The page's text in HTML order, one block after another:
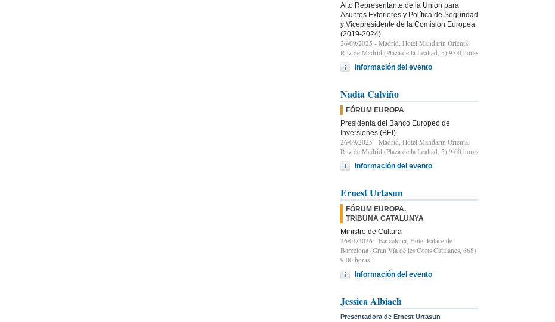
Alto Representante de la Unión para
Asuntos Exteriores y Política de Seguridad
y Vicepresidente de la Comisión Europea
(2019-2024)
26/09/2025 - Madrid, Hotel Mandarin Oriental
Ritz de Madrid (Plaza de la Lealtad, 5) 9:00 horas
Información del evento
Nadia Calviño
FÓRUM EUROPA
Presidenta del Banco Europeo de
Inversiones (BEI)
26/09/2025 - Madrid, Hotel Mandarin Oriental
Ritz de Madrid (Plaza de la Lealtad, 5) 9:00 horas
Información del evento
Ernest Urtasun
FÓRUM EUROPA.
TRIBUNA CATALUNYA
Ministro de Cultura
26/01/2026 - Barcelona, Hotel Palace de
Barcelona (Gran Vía de les Corts Catalanes, 668)
9.00 horas
Información del evento
Jessica Albiach
Presentadora de Ernest Urtasun